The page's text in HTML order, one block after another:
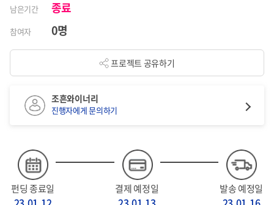
남은기간
종료
참여자 0명
프로젝트 공유하기
펀딩 종료일 결제 예정일 발송 예정일
조흔와이너리
진행자에게 문의하기